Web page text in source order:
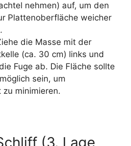
nehmen) auf, um den
Plattenoberfläche weicher
die Masse mit der
(ca. 30 cm) links und
Fuge ab. Die Fläche sollte
sein, um
zu minimieren.
(3. Lage